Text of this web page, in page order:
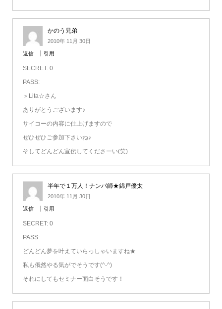
かのう兄弟
2010年 11月 30日
返信 引用
SECRET: 0
PASS:
＞Lita☆さん
ありがとうございます♪
サイコーの内容に仕上げますので
ぜひぜひご参加下さいね♪
そしてどんどん宣伝してくださーい(笑)
半年で１万人！ナンパ師★錦戸優太
2010年 11月 30日
返信 引用
SECRET: 0
PASS:
どんどん夢を叶えていらっしゃいますね★
私も俄然やる気がでそうです(^-^)
それにしてもセミナー面白そうです！